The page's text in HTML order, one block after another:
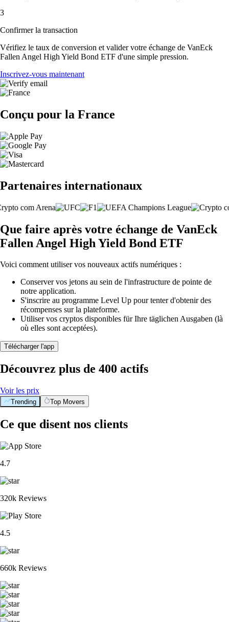
3
Confirmer la transaction
Vérifiez le taux de conversion et valider votre échange de VanEck
Fallen Angel High Yield Bond ETF d'une simple pression.
Inscrivez-vous maintenant
Conçu pour la France
Partenaires internationaux
Que faire après votre échange de VanEck
Fallen Angel High Yield Bond ETF
Voici comment utiliser vos nouveaux actifs numériques :
Conserver vos jetons au sein de l'infrastructure de pointe de
notre application.
S'inscrire au programme Level Up pour tenter d'obtenir des
récompenses sur la plateforme.
Utiliser vos cryptos disponibles für Ihre täglichen Ausgaben (là
où elles sont acceptées).
Télécharger l'app
Découvrez plus de 400 actifs
Voir les prix
Trending Top Movers
Ce que disent nos clients
4.7
320k Reviews
4.5
660k Reviews